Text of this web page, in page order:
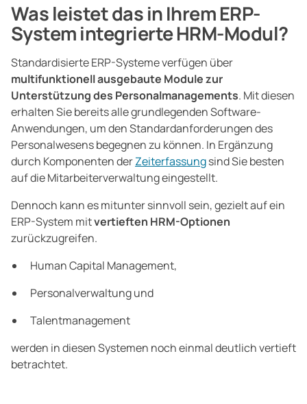
Was leistet das in Ihrem ERP-
System integrierte HRM-Modul?
Standardisierte ERP-Systeme verfügen über
multifunktionell ausgebaute Module zur
Unterstützung des Personalmanagements. Mit diesen
erhalten Sie bereits alle grundlegenden Software-
Anwendungen, um den Standardanforderungen des
Personalwesens begegnen zu können. In Ergänzung
durch Komponenten derZeiterfassungsind Sie besten
auf die Mitarbeiterverwaltung eingestellt.
Dennoch kann es mitunter sinnvoll sein, gezielt auf ein
ERP-System mitvertieften HRM-Optionen
zurückzugreifen.
Human Capital Management,
Personalverwaltung und
Talentmanagement
werden in diesen Systemen noch einmal deutlich vertieft
betrachtet.